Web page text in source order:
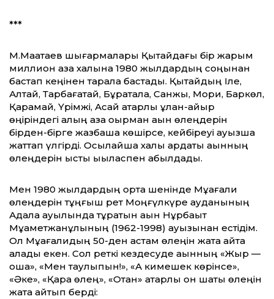
***
М.Мақатаев шығармалары Қытайдағы бір жарым
миллион қазақ халқына 1980 жылдардың соңынан
бастап кеңінен тарала бастады. Қытайдың Іле,
Алтай, Тарбағатай, Бұратала, Санжы, Мори, Баркөл,
Қарамай, Үрімжі, Ақсай қатарлы ұлан-қайыр
өңіріндегі қалың қазақ оқырман ақын өлеңдерін
бірден-бірге жазбаша көшірсе, кейбіреуі ауызша
жаттап үлгірді. Осылайша халық ардақты ақынның
өлеңдерін ыстық ықыласпен қабылдады.
Мен 1980 жылдардың орта шенінде Мұқағали
өлеңдерін тұңғыш рет Моңғүлкүре ауданының
Ақдала ауылында тұратын ақын Нұрбақыт
Мұқаметжанұлының (1962-1998) ауызынан естідім.
Ол Мұқағалидың 50-ден астам өлеңін жатқа айта
алады екен. Сол реткі кездесуде ақынның «Жыр —
ошақ», «Мен таулықпын!», «Ақ кимешек көрінсе»,
«Әке», «Қара өлең», «Отан» қатарлы он шақты өлеңін
жатқа айтып берді: